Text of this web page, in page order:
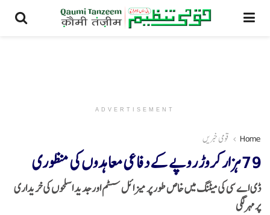
ADVERTISEMENT
Home قومی خبریں
79 ہزار کروڑ روپے کے دفاعی معاہدوں کی منظوری
ڈی اے سی کی میٹنگ میں خاص طور پر میزائل سسٹم اور جدید اسلحوں کی خریداری
پر مہر لگی